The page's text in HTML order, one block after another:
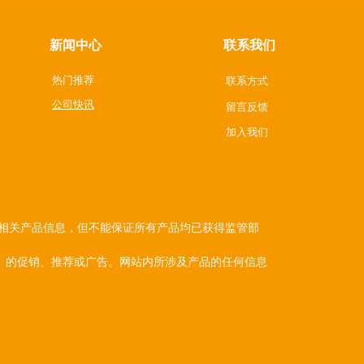
新闻中心 联系我们
热门推荐
公司快讯
联系方式
留言反馈
加入我们
产品信息，但不能保证所有产品均已获得监管部
促销、推荐或广告。网站内所涉及产品的任何信息